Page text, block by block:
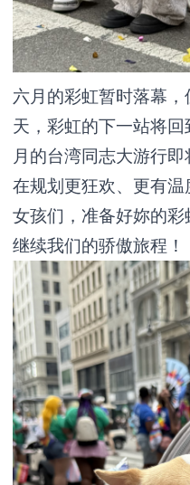
六月的彩虹暂时落幕
天，彩虹的下一站将
月的台湾同志大游行即
在规划更狂欢、更有温
女孩们，准备好妳的彩
继续我们的骄傲旅程！